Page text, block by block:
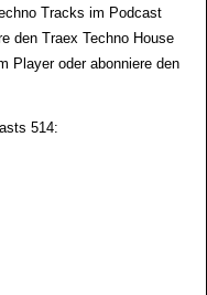
Tracks im Podcast
den Traex Techno House
Player oder abonniere den
514: